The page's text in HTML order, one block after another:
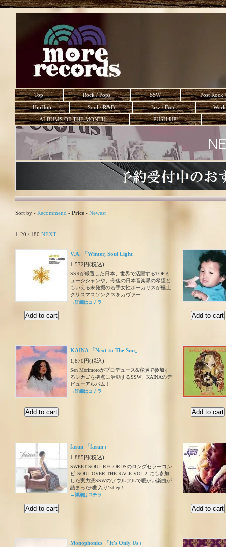
Top Rock / Pops SSW
Post Rock
HipHop
Soul / R&B Jazz / Funk
ALBUMS OF THE MONTH
PUSH UP!
Sort by - Recommend - Price - Newest
1-20 / 180 NEXT
V.A. 「Winter, Soul Light」
1,572円(税込)
SSRが厳選した日本、世界で活躍するTOPミ
ュージシャンや、今後の日本音楽界の希望と
もいえる未発掘の若手女性ボーカリスが極上
クリスマスソングスをカヴァー
→詳細はコチラ
KAINA 「Next to The Sun」
1,870円(税込)
Sen Morimotoがプロデュース&客演で参加す
るシカゴを拠点に活動するSSW、KAINAのデ
ビューアルバム！
→詳細はコチラ
fasun 「fasun」
1,885円(税込)
SWEET SOUL RECORDSのロングセラーコン
ピ”SOUL OVER THE RACE VOL.2”にも参加
した実力派SSWのソウルフルで暖かい楽曲が
詰まった6曲入り1st ep！
→詳細はコチラ
Monophonics 「It's Only Us」